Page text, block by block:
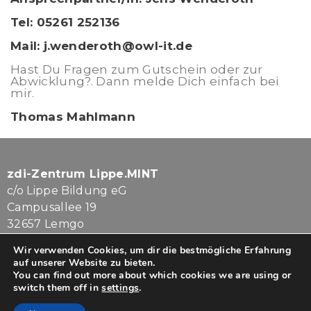
Tel: 05261 252136
Mail: j.wenderoth@owl-it.de
Hast Du Fragen zum Gutschein oder zur
Abwicklung?. Dann melde Dich einfach bei
mir.
Thomas Mahlmann
zdi-Zentrum Lippe.MINT
c/o Lippe Bildung eG
Campusallee 19
32657 Lemgo
Tel. 05261.7080-813
info@lippe-mint.de
Wir verwenden Cookies, um dir die bestmögliche Erfahrung
auf unserer Website zu bieten.
You can find out more about which cookies we are using or
switch them off insettings.